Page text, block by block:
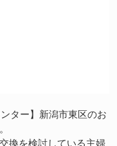
ター】新潟市東区のお
換を検討している主婦